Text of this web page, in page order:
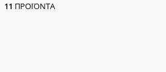
11 ΠΡΟΪΌΝΤΑ